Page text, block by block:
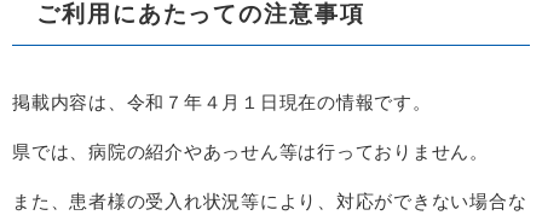
ご利用にあたっての注意事項
掲載内容は、令和７年４月１日現在の情報です。
県では、病院の紹介やあっせん等は行っておりません。
また、患者様の受入れ状況等により、対応ができない場合な